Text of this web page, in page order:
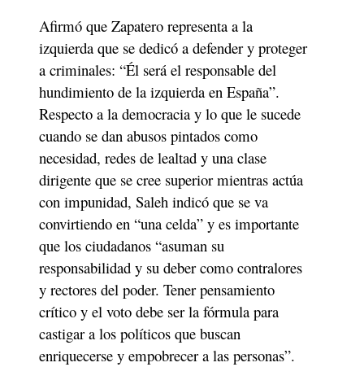
Afirmó que Zapatero representa a la
izquierda que se dedicó a defender y proteger
a criminales: “Él será el responsable del
hundimiento de la izquierda en España”.
Respecto a la democracia y lo que le sucede
cuando se dan abusos pintados como
necesidad, redes de lealtad y una clase
dirigente que se cree superior mientras actúa
con impunidad, Saleh indicó que se va
convirtiendo en “una celda” y es importante
que los ciudadanos “asuman su
responsabilidad y su deber como contralores
y rectores del poder. Tener pensamiento
crítico y el voto debe ser la fórmula para
castigar a los políticos que buscan
enriquecerse y empobrecer a las personas”.